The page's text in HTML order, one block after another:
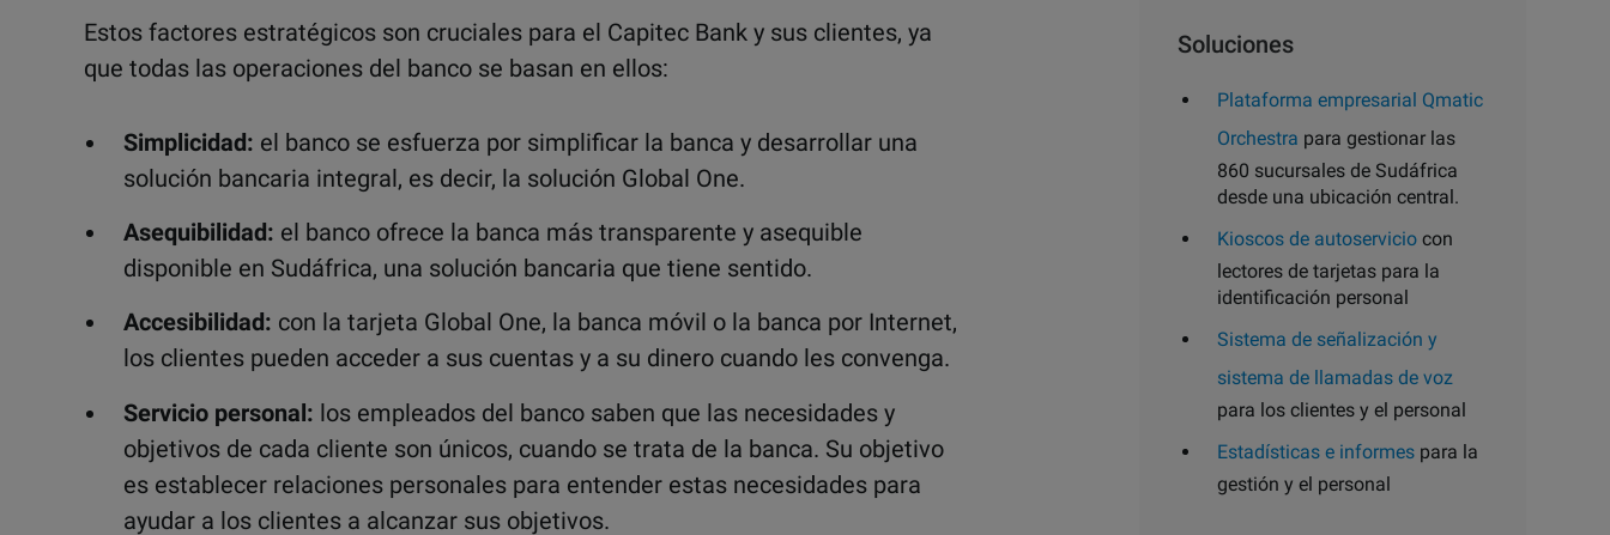
Estos factores estratégicos son cruciales para el Capitec Bank y sus clientes, ya
que todas las operaciones del banco se basan en ellos:
Simplicidad: el banco se esfuerza por simplificar la banca y desarrollar una
solución bancaria integral, es decir, la solución Global One.
Asequibilidad: el banco ofrece la banca más transparente y asequible
disponible en Sudáfrica, una solución bancaria que tiene sentido.
Accesibilidad: con la tarjeta Global One, la banca móvil o la banca por Internet,
los clientes pueden acceder a sus cuentas y a su dinero cuando les convenga.
Servicio personal: los empleados del banco saben que las necesidades y
objetivos de cada cliente son únicos, cuando se trata de la banca. Su objetivo
es establecer relaciones personales para entender estas necesidades para
ayudar a los clientes a alcanzar sus objetivos.
Soluciones
Plataforma empresarial Qmatic
Orchestra para gestionar las
860 sucursales de Sudáfrica
desde una ubicación central.
Kioscos de autoservicio con
lectores de tarjetas para la
identificación personal
Sistema de señalización y
sistema de llamadas de voz
para los clientes y el personal
Estadísticas e informes para la
gestión y el personal